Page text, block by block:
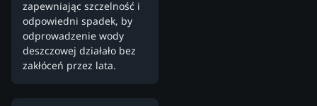
zapewniając szczelność i
odpowiedni spadek, by
odprowadzenie wody
deszczowej działało bez
zakłóceń przez lata.